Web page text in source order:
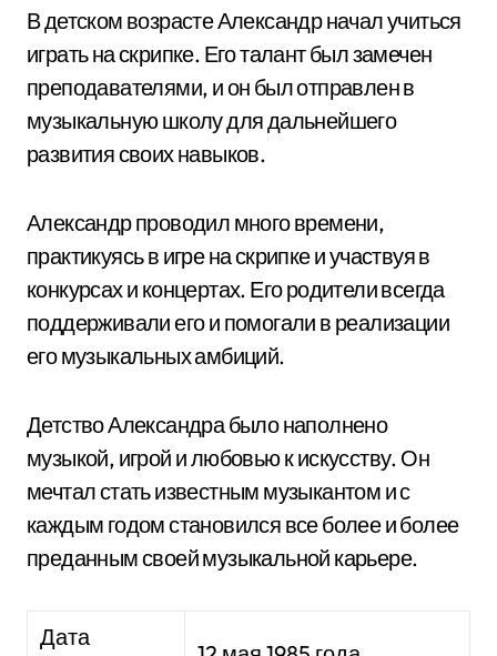
В детском возрасте Александр начал учиться
играть на скрипке. Его талант был замечен
преподавателями, и он был отправлен в
музыкальную школу для дальнейшего
развития своих навыков.
Александр проводил много времени,
практикуясь в игре на скрипке и участвуя в
конкурсах и концертах. Его родители всегда
поддерживали его и помогали в реализации
его музыкальных амбиций.
Детство Александра было наполнено
музыкой, игрой и любовью к искусству. Он
мечтал стать известным музыкантом и с
каждым годом становился все более и более
преданным своей музыкальной карьере.
Дата